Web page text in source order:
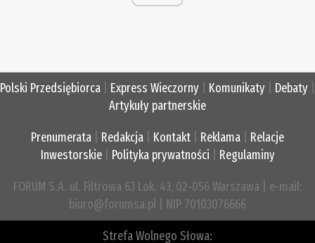
Polski Przedsiębiorca Express Wieczorny Komunikaty Debaty
Artykuły partnerskie
Prenumerata Redakcja Kontakt Reklama
Relacje
Inwestorskie| Polityka prywatności Regulaminy
FORUM S.A. ul. Filtrowa 63 Lok. 43, 02-056 Warszawa | e-mail:
biuro@forumsa.pl | NIP 70103076666
Strefa Wolnego Słowa: